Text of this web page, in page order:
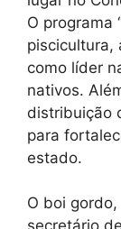
O programa
piscicultura,
como líder
nativos.
distribuição
para
estado.
O boi